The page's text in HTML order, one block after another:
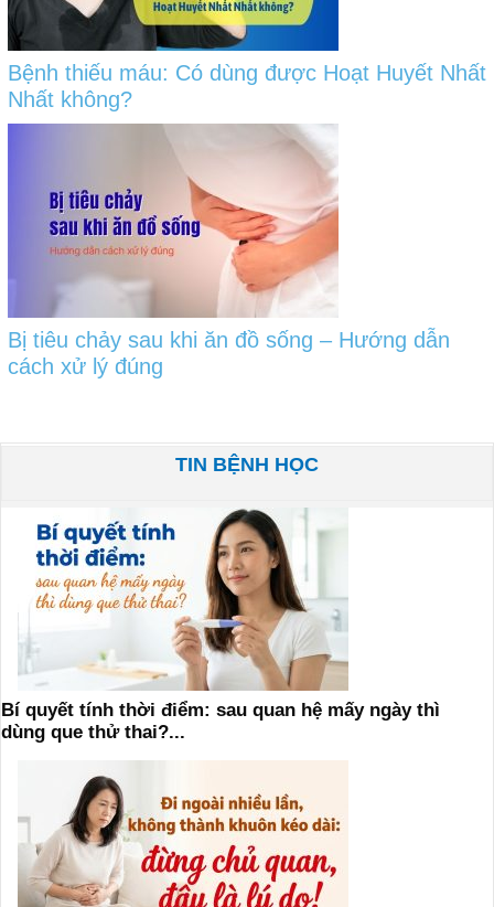
Bệnh thiếu máu: Có dùng được Hoạt Huyết Nhất
Nhất không?
Bị tiêu chảy sau khi ăn đồ sống – Hướng dẫn
cách xử lý đúng
TIN BỆNH HỌC
Bí quyết tính thời điểm: sau quan hệ mấy ngày thì
dùng que thử thai?...